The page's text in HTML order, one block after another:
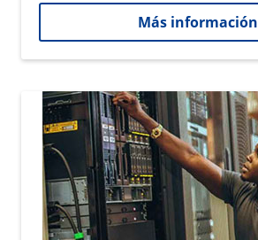
Más información